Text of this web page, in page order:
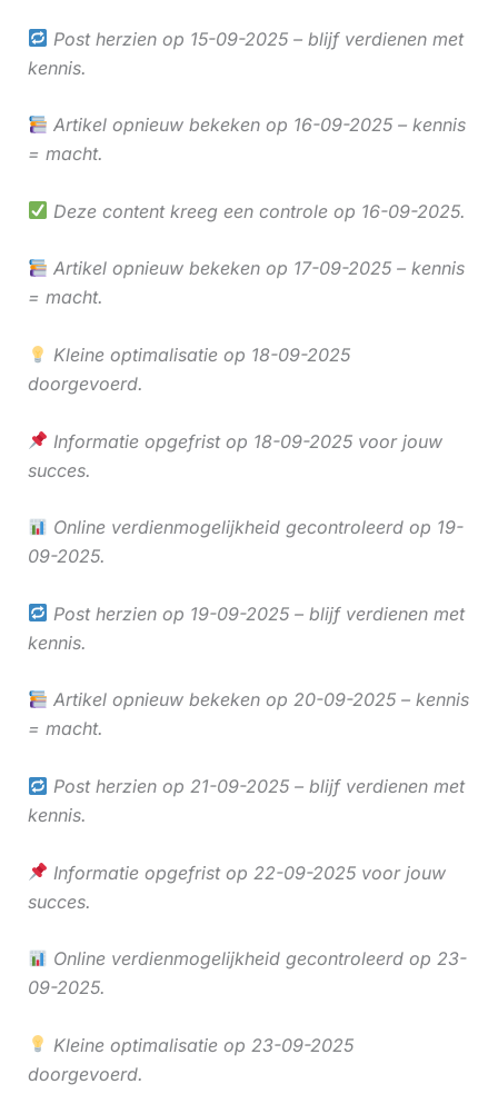
Post herzien op 15-09-2025 – blijf verdienen met
kennis.
Artikel opnieuw bekeken op 16-09-2025 – kennis
= macht.
Deze content kreeg een controle op 16-09-2025.
Artikel opnieuw bekeken op 17-09-2025 – kennis
= macht.
Kleine optimalisatie op 18-09-2025
doorgevoerd.
Informatie opgefrist op 18-09-2025 voor jouw
succes.
Online verdienmogelijkheid gecontroleerd op 19-
09-2025.
Post herzien op 19-09-2025 – blijf verdienen met
kennis.
Artikel opnieuw bekeken op 20-09-2025 – kennis
= macht.
Post herzien op 21-09-2025 – blijf verdienen met
kennis.
Informatie opgefrist op 22-09-2025 voor jouw
succes.
Online verdienmogelijkheid gecontroleerd op 23-
09-2025.
Kleine optimalisatie op 23-09-2025
doorgevoerd.